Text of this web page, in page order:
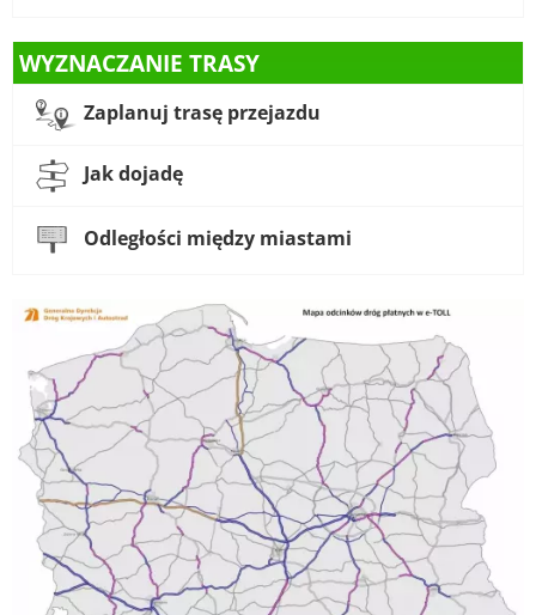
WYZNACZANIE TRASY
Zaplanuj trasę przejazdu
Jak dojadę
Odległości między miastami